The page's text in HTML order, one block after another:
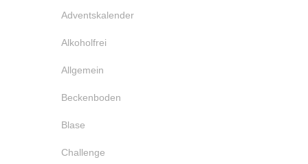
Adventskalender
Alkoholfrei
Allgemein
Beckenboden
Blase
Challenge